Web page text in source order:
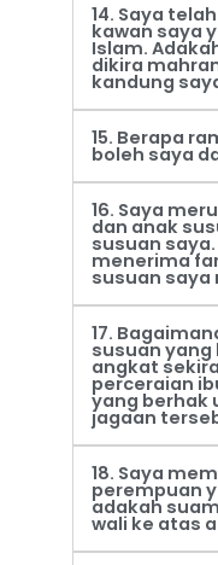
14. Saya
kawan saya
Islam.
dikira
kandung
15. Berapa
boleh saya
16. Saya
dan anak
susuan
menerima
susuan saya
17.
susuan
angkat
perceraian
yang berhak
jagaan
18. Saya
perempuan
adakah
wali ke atas